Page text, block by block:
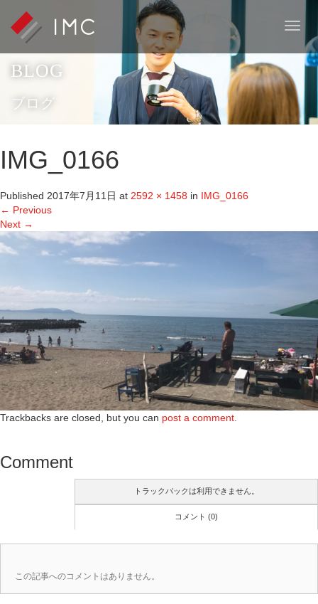
T
g
l
e
a
BLOG
ブログ
IMG_0166
Published 2017年7月11日 at 2592 × 1458 in IMG_0166
← Previous
Next →
Trackbacks are closed, but you can post a comment
Comment
トラックバックは利用できません。
コメント (0)
この記事へのコメントはありません。